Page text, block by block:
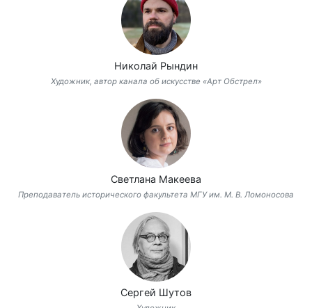
Николай Рындин
Художник, автор канала об искусстве «Арт Обстрел»
Светлана Макеева
Преподаватель исторического факультета МГУ им. М. В. Ломоносова
Сергей Шутов